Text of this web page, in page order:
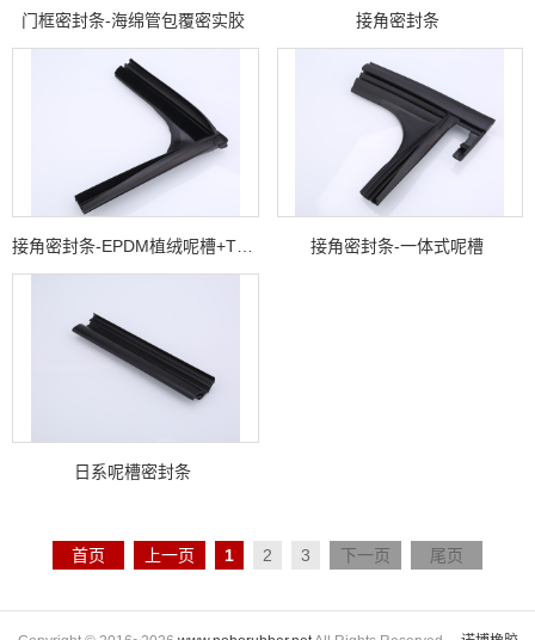
门框密封条-海绵管包覆密实胶 接角密封条
接角密封条-一体式呢槽
日系呢槽密封条
首页 上一页 1 2 3 下一页 尾页